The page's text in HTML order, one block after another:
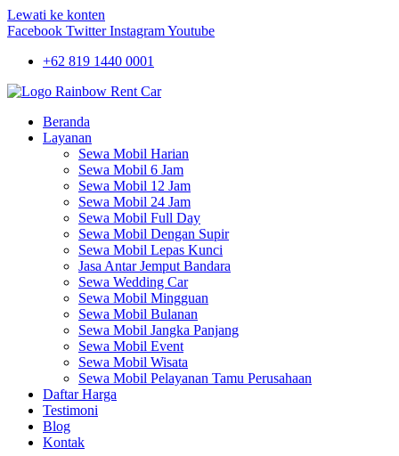
Lewati ke konten
Facebook Twitter InstagramYoutube
+62 819 1440 0001
Beranda
Layanan
Sewa Mobil Harian
Sewa Mobil 6 Jam
Sewa Mobil 12 Jam
Sewa Mobil 24 Jam
Sewa Mobil Full Day
Sewa Mobil Dengan Supir
Sewa Mobil Lepas Kunci
Jasa Antar Jemput Bandara
Sewa Wedding Car
Sewa Mobil Mingguan
Sewa Mobil Bulanan
Sewa Mobil Jangka Panjang
Sewa Mobil Event
Sewa Mobil Wisata
Sewa Mobil Pelayanan Tamu Perusahaan
Daftar Harga
Testimoni
Blog
Kontak